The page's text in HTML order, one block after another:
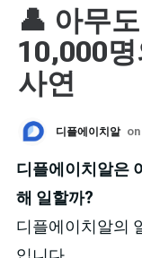
👤 아무
10,000
사연
디플에이치알
디플에이치알은
해 일할까?
디플에이치알의